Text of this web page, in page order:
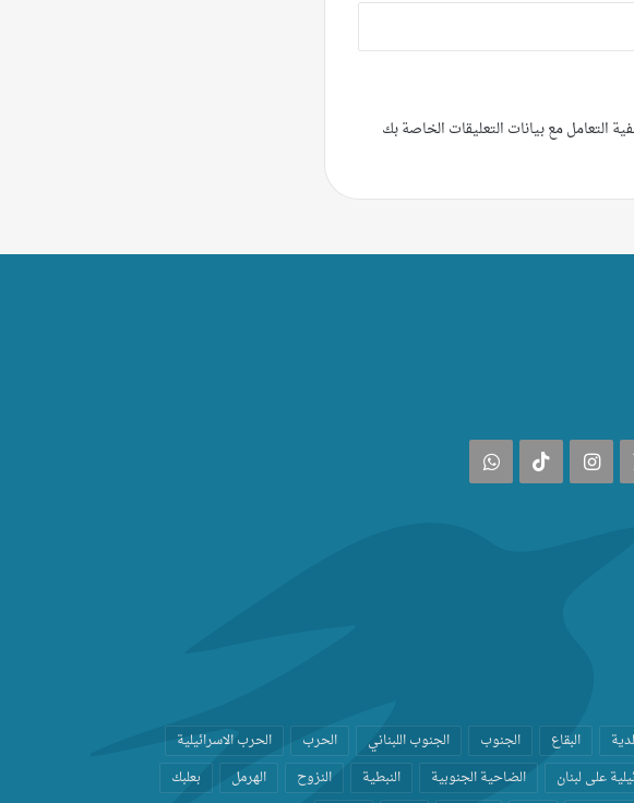
التعامل مع بيانات التعليقات الخاصة بك
انستقرام ‫TikTokواتساب
البقاع الجنوب الجنوب اللبناني الحرب
الحرب الاسرائيلية
على لبنان
الضاحية الجنوبية النبطية النزوح الهرمل بعلبك